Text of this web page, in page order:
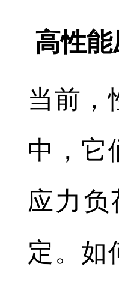
高性
当前，
中，它
应力
定。如